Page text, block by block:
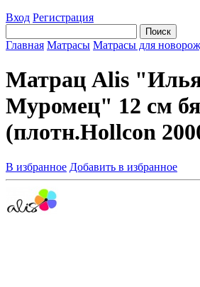
Вход Регистрация
Главная Матрасы Матрасы для
Матрац Alis
Муромец" 12 см
(плотн.Hollcon
В избранное Добавить в избранное